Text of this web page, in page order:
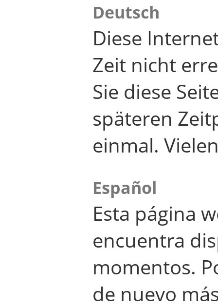
Deutsch
Diese
Zeit nicht
Sie diese
späteren
einmal.
Español
Esta página
encuentra
momentos.
de nuevo